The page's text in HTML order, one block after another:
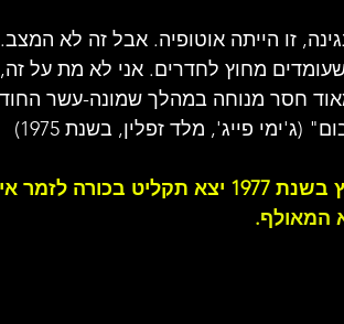
זו הייתה אוטופיה. אבל זה לא
שעומדים מחוץ לחדרים. אני לא מת על
חסר מנוחה במהלך שמונה-עשר
פייג', מלד זפלין, בשנת 1975)
מי הוא בדיוק האידיוט של איגי פופ? ב-18 במרץ בשנת 1977 יצא תקליט
המאולף.